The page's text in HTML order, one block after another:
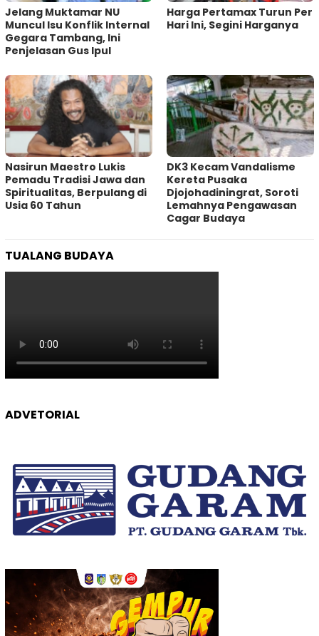
Jelang Muktamar NU
Muncul Isu Konflik Internal
Gegara Tambang, Ini
Penjelasan Gus Ipul
Harga Pertamax Turun Per
Hari Ini, Segini Harganya
‎Nasirun Maestro Lukis
Pemadu Tradisi Jawa dan
Spiritualitas, Berpulang di
Usia 60 Tahun
DK3 Kecam Vandalisme
Kereta Pusaka
Djojohadiningrat, Soroti
Lemahnya Pengawasan
Cagar Budaya
TUALANG BUDAYA
ADVETORIAL